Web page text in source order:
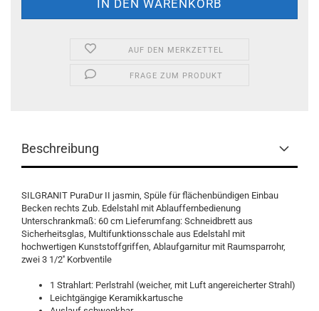
AUF DEN MERKZETTEL
FRAGE ZUM PRODUKT
Beschreibung
SILGRANIT PuraDur II jasmin, Spüle für flächenbündigen Einbau
Becken rechts Zub. Edelstahl mit Ablauffernbedienung
Unterschrankmaß: 60 cm Lieferumfang: Schneidbrett aus
Sicherheitsglas, Multifunktionsschale aus Edelstahl mit
hochwertigen Kunststoffgriffen, Ablaufgarnitur mit Raumsparrohr,
zwei 3 1/2'' Korbventile
1 Strahlart: Perlstrahl (weicher, mit Luft angereicherter Strahl)
Leichtgängige Keramikkartusche